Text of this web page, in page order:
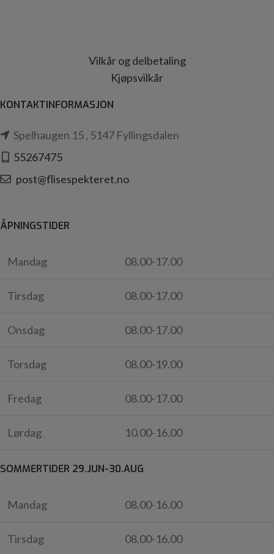
Vilkår og delbetaling
Kjøpsvilkår
KONTAKTINFORMASJON
Spelhaugen 15 , 5147 Fyllingsdalen
55267475
post@flisespekteret.no
ÅPNINGSTIDER
Mandag 08.00-17.00
Tirsdag 08.00-17.00
Onsdag 08.00-17.00
Torsdag 08.00-19.00
Fredag 08.00-17.00
Lørdag 10.00-16.00
SOMMERTIDER 29.JUN-30.AUG
Mandag 08.00-16.00
Tirsdag 08.00-16.00